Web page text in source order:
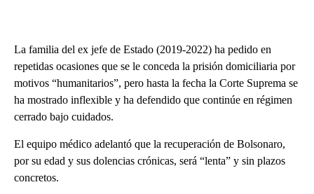
La familia del ex jefe de Estado (2019-2022) ha pedido en
repetidas ocasiones que se le conceda la prisión domiciliaria por
motivos “humanitarios”, pero hasta la fecha la Corte Suprema se
ha mostrado inflexible y ha defendido que continúe en régimen
cerrado bajo cuidados.
El equipo médico adelantó que la recuperación de Bolsonaro,
por su edad y sus dolencias crónicas, será “lenta” y sin plazos
concretos.